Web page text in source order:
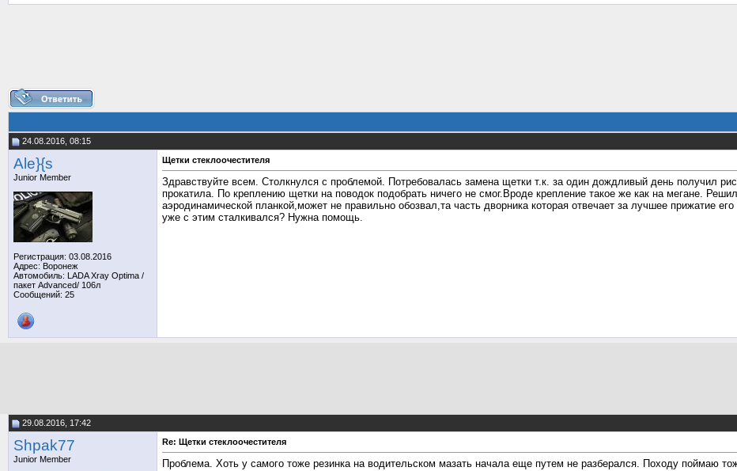
24.08.2016, 08:15
Ale}{s
Junior Member
Регистрация: 03.08.2016
Адрес: Воронеж
Автомобиль: LADA Xray Optima /
пакет Аdvanced/ 106л
Сообщений: 25
Щетки стеклоочестителя
Здравствуйте всем. Столкнулся с проблемой. Потребовалась замена щетки т.к. за один дождливый день получил
прокатила. По креплению щетки на поводок подобрать ничего не смог.Вроде крепление такое же как на мегане.
аэродинамической планкой,может не правильно обозвал,та часть дворника которая отвечает за лучшее прижатие
уже с этим сталкивался? Нужна помощь.
29.08.2016, 17:42
Shpak77
Junior Member
Re: Щетки стеклоочестителя
Проблема. Хоть у самого тоже резинка на водительском мазать начала еще путем не разберался. Походу поймаю